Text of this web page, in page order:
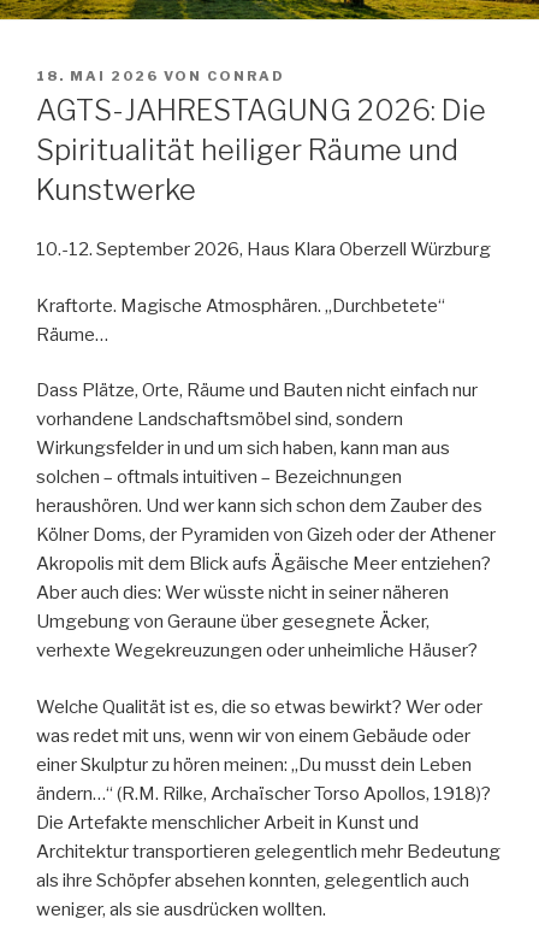
VERÖFFENTLICHT
AM
18. MAI 2026 VON CONRAD
AGTS-JAHRESTAGUNG 2026: Die
Spiritualität heiliger Räume und
Kunstwerke
10.-12. September 2026, Haus Klara Oberzell Würzburg
Kraftorte. Magische Atmosphären. „Durchbetete“
Räume…
Dass Plätze, Orte, Räume und Bauten nicht einfach nur
vorhandene Landschaftsmöbel sind, sondern
Wirkungsfelder in und um sich haben, kann man aus
solchen – oftmals intuitiven – Bezeichnungen
heraushören. Und wer kann sich schon dem Zauber des
Kölner Doms, der Pyramiden von Gizeh oder der Athener
Akropolis mit dem Blick aufs Ägäische Meer entziehen?
Aber auch dies: Wer wüsste nicht in seiner näheren
Umgebung von Geraune über gesegnete Äcker,
verhexte Wegekreuzungen oder unheimliche Häuser?
Welche Qualität ist es, die so etwas bewirkt? Wer oder
was redet mit uns, wenn wir von einem Gebäude oder
einer Skulptur zu hören meinen: „Du musst dein Leben
ändern…“ (R.M. Rilke, Archaïscher Torso Apollos, 1918)?
Die Artefakte menschlicher Arbeit in Kunst und
Architektur transportieren gelegentlich mehr Bedeutung
als ihre Schöpfer absehen konnten, gelegentlich auch
weniger, als sie ausdrücken wollten.